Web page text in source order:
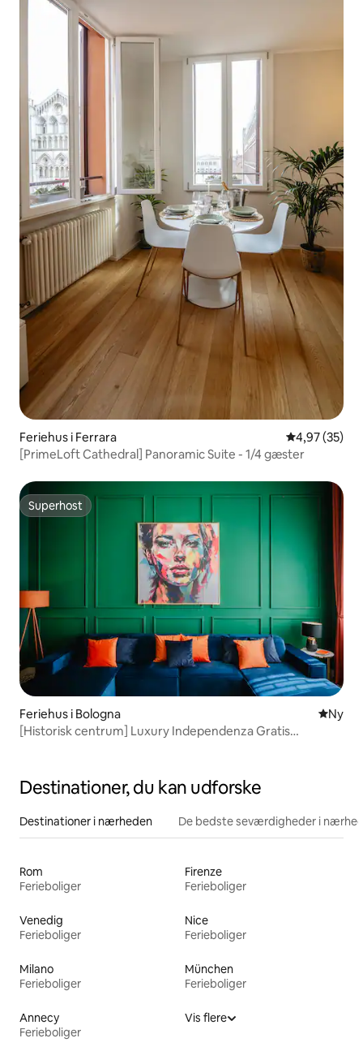
Feriehus i Ferrara 4,97 ud af 5 i
4,97 (35)
[PrimeLoft Cathedral] Panoramic Suite - 1/4 gæster
Superhost
Superhost
Feriehus i Bologna Nyt
Ny
[Historisk centrum] Luxury Independenza Gratis
Destinationer, du kan udforske
Destinationer i nærheden De bedste seværdigheder i
Rom
Ferieboliger
Firenze
Ferieboliger
Venedig
Ferieboliger
Nice
Ferieboliger
Milano
Ferieboliger
München
Ferieboliger
Annecy
Ferieboliger
Vis flere